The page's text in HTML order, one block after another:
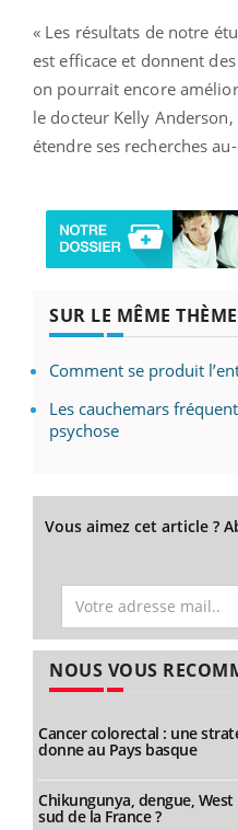
« Les résultats de notre
est efficace et donnent
on pourrait encore
le docteur Kelly
étendre ses recherches
SUR LE MÊME THÈME
Comment se produit
Les cauchemars
psychose
Vous aimez cet article ?
NOUS VOUS
Cancer colorectal : une
donne au Pays basque
Chikungunya, dengue,
sud de la France ?